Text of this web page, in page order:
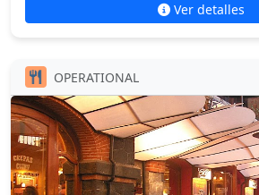
Ver detalles
OPERATIONAL